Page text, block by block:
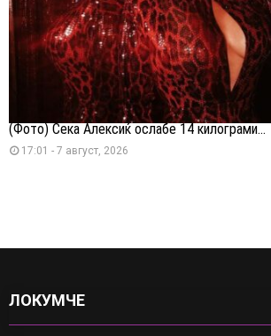
(Фото) Сека Алексиќ ослабе 14 килограми...
17:01 - 7 август, 2026
ЛОКУМЧЕ